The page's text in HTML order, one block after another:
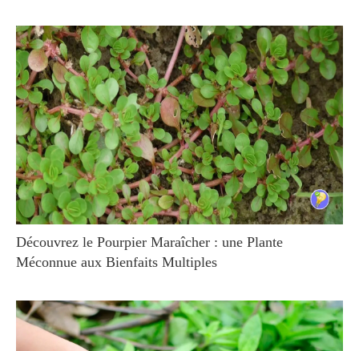
Découvrez le Pourpier Maraîcher : une Plante
Méconnue aux Bienfaits Multiples